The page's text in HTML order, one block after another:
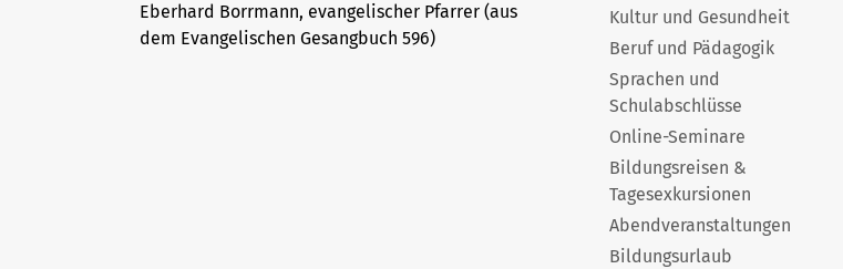
Eberhard Borrmann, evangelischer Pfarrer (aus
dem Evangelischen Gesangbuch 596)
Kultur und Gesundheit
Beruf und Pädagogik
Sprachen und
Schulabschlüsse
Online-Seminare
Bildungsreisen &
Tagesexkursionen
Abendveranstaltungen
Bildungsurlaub